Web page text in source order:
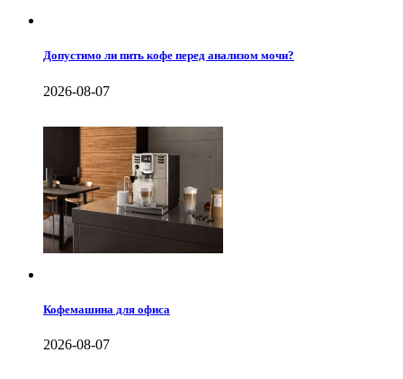
Допустимо ли пить кофе перед анализом мочи?
2026-08-07
Кофемашина для офиса
2026-08-07